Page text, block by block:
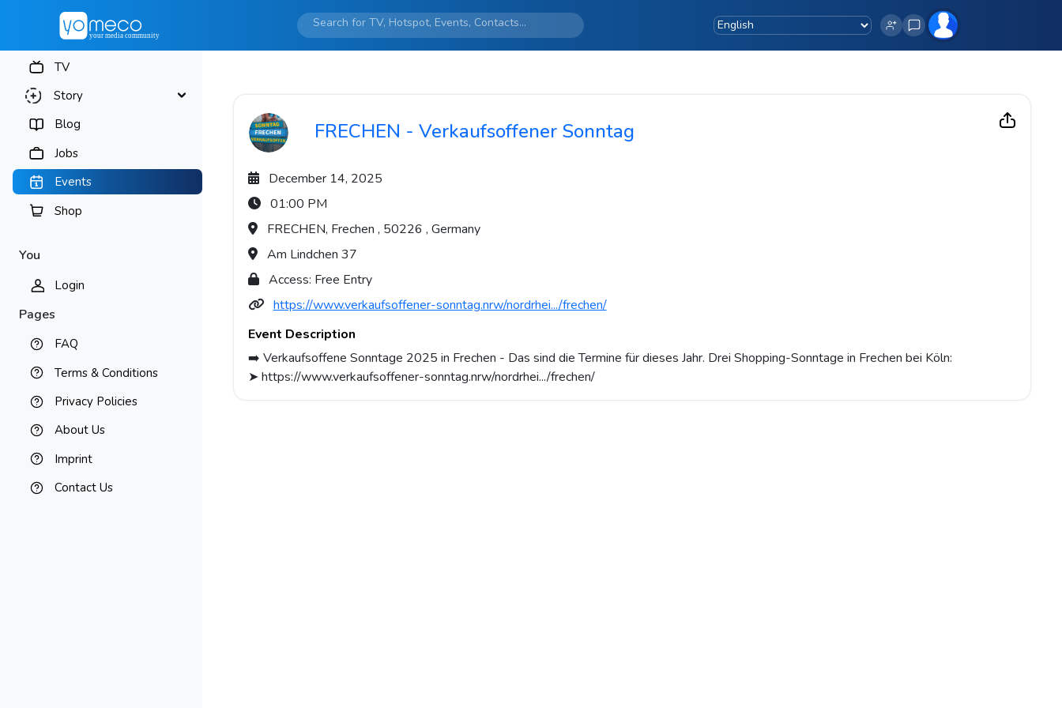
TV
Story
Blog
Jobs
Events
Shop
You
Login
Pages
FAQ
Terms & Conditions
Privacy Policies
About Us
Imprint
Contact Us
FRECHEN - Verkaufsoffener Sonntag
December 14, 2025
01:00 PM
FRECHEN, Frechen , 50226 , Germany
Am Lindchen 37
Access: Free Entry
https://www.verkaufsoffener-sonntag.nrw/nordrhei.../frechen/
Event Description
➡️ Verkaufsoffene Sonntage 2025 in Frechen - Das sind die Termine für dieses Jahr. Drei Shopping-Sonntage in Frechen bei Köln:
➤ https://www.verkaufsoffener-sonntag.nrw/nordrhei.../frechen/